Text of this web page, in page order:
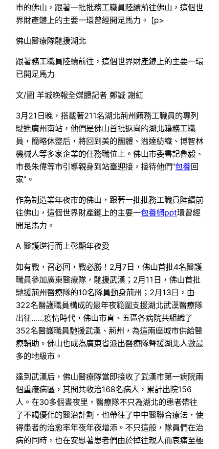
市的佛山，跟著一批批務工職員陸續前往佛山，這個世
界財產鏈上的主要一環曾經開足馬力。 [p>
佛山醫療隊馳援湖北
跟著務工職員陸續前往，這個世界財產鏈上的主要一環
已開足馬力
文/圖 羊城晚報全媒體記者 鄭誠 謝紅
3月21日晚，搭載著211名湖北荊州籍務工職員的專列
駛進廣州南站，他們是佛山首批返崗的湖北籍務工職
員，簡略休整后，將回到美的團體、溢達紡織、博智林
機械人等多家企業的任務職位上。佛山市委書記魯毅、
市長朱偉等市引導親身到站臺迎接，接待他們“包養回
家”。
作為制造業年夜市的佛山，跟著一批批務工職員陸續前
往佛山，這個世界財產鏈上的主要一包養網ppt環曾經
開足馬力。
A 醫護逆行而上彰顯年夜愛
如有戰，召必回，戰必勝！2月7日，佛山首批4名醫護
職員參加廣東醫療隊，馳援武漢；2月11日，佛山首批
馳援荊州醫療隊的10名隊員動身荊州；2月13日，由
322名醫護職員構成的最年夜範圍支援湖北武漢醫療隊
出征……疫情時代，佛山市直、五區各病院共組織了
352名醫護職員馳援武漢、荊州，為這兩座城市供給醫
療輔助。佛山也成為廣東省派出醫療隊聲援湖北人數最
多的地級市。
達到武漢后，佛山醫療隊當即接收了武漢市第一病院兩
個重癥病區，其間共收治168名病人，累計出院156
人。在30多個晝夜里，醫療隊不只為湖北的患者帶往
了不竭優化的醫治計劃，也帶往了中中醫聯合療法，使
得患者的治愈率年夜年夜增添。不只這般，隊員們在治
病的同時，也在安慰著患者們由於掉往親人而哀痛至極